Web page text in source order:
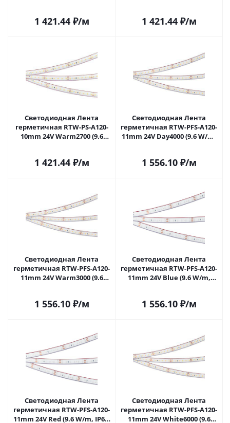
в Самаре
1 421.44₽/м 1 421.44₽/м
Светодиодная Лента
герметичная RTW-PS-A120-
10mm 24V Warm2700 (9.6
Самаре
1 421.44₽/м
Светодиодная Лента
герметичная RTW-PFS-A120-
11mm 24V Day4000 (9.6 W/m,
1 556.10₽/м
Светодиодная Лента
герметичная RTW-PFS-A120-
11mm 24V Warm3000 (9.6
1 556.10₽/м
Светодиодная Лента
герметичная RTW-PFS-A120-
11mm 24V Blue (9.6 W/m,
1 556.10₽/м
Светодиодная Лента
герметичная RTW-PFS-A120-
11mm 24V Red (9.6 W/m, IP68,
Светодиодная Лента
герметичная RTW-PFS-A120-
11mm 24V White6000 (9.6